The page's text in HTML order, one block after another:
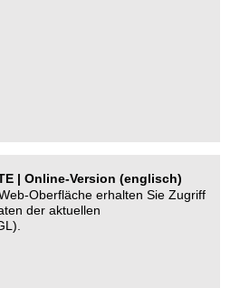
| Online-Version (englisch)
Oberfläche erhalten Sie Zugriff
der aktuellen